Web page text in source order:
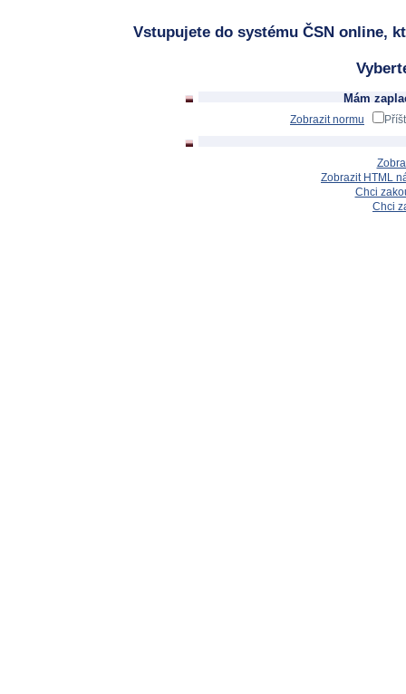
Vstupujete do systému ČSN online,
Mám
Zobrazit normu
Zobrazit HTML
Chci
Chci